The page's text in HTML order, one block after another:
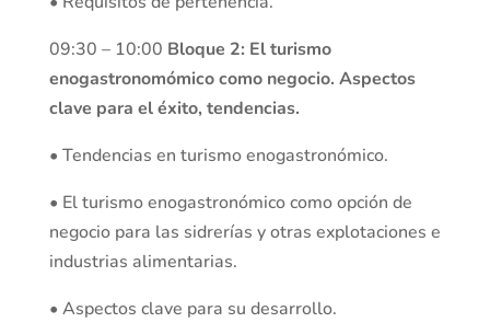
09:30 – 10:00 Bloque 2: El turismo
enogastronomómico como negocio. Aspectos
clave para el éxito, tendencias.
• Tendencias en turismo enogastronómico.
• El turismo enogastronómico como opción de
negocio para las sidrerías y otras explotaciones e
industrias alimentarias.
• Aspectos clave para su desarrollo.